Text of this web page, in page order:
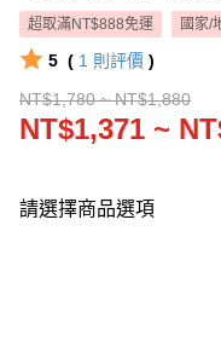
超取滿NT$888免運 國家/
5 ( 1 則評價 )
NT$1,780 ~ NT$1,880
NT$1,371 ~
請選擇商品選項